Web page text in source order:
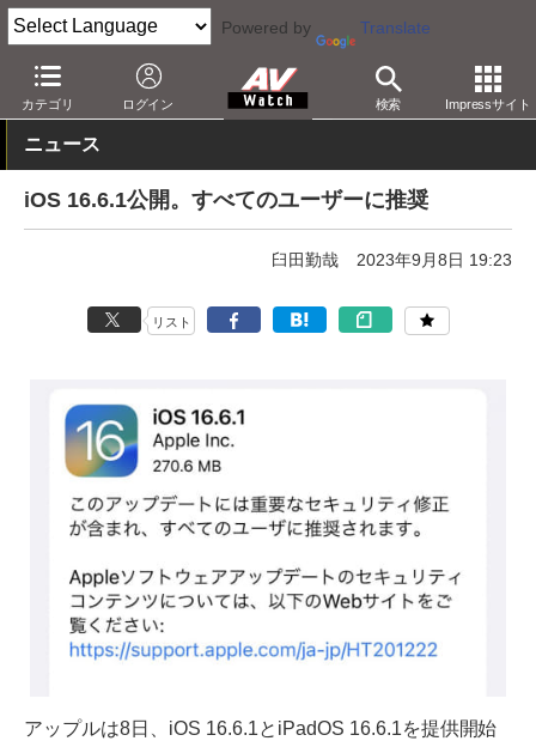
Powered by Translate
カテゴリ ログイン 検索 Impressサイト
AV Watch 製品 アプリ/ソフトウェア
ニュース
iOS 16.6.1公開。すべてのユーザーに推奨
臼田勤哉 2023年9月8日 19:23
リスト
アップルは8日、iOS 16.6.1とiPadOS 16.6.1を提供開始